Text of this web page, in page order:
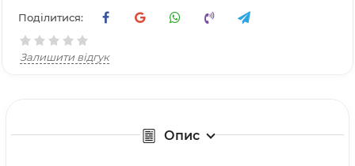
Поділитися:
Залишити відгук
Опис